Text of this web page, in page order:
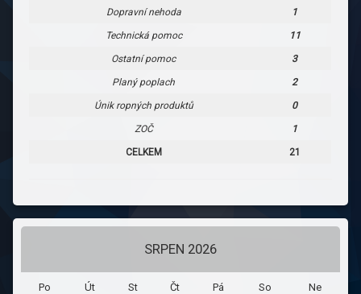
Dopravní nehoda 1
Technická pomoc 11
Ostatní pomoc 3
Planý poplach 2
Únik ropných produktů 0
ZOČ 1
CELKEM 21
SRPEN 2026
Po Út St Čt Pá So Ne